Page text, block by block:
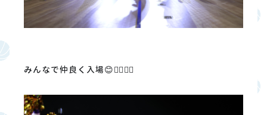
みんなで仲良く入場😊🚶‍♂️🚶‍♀️